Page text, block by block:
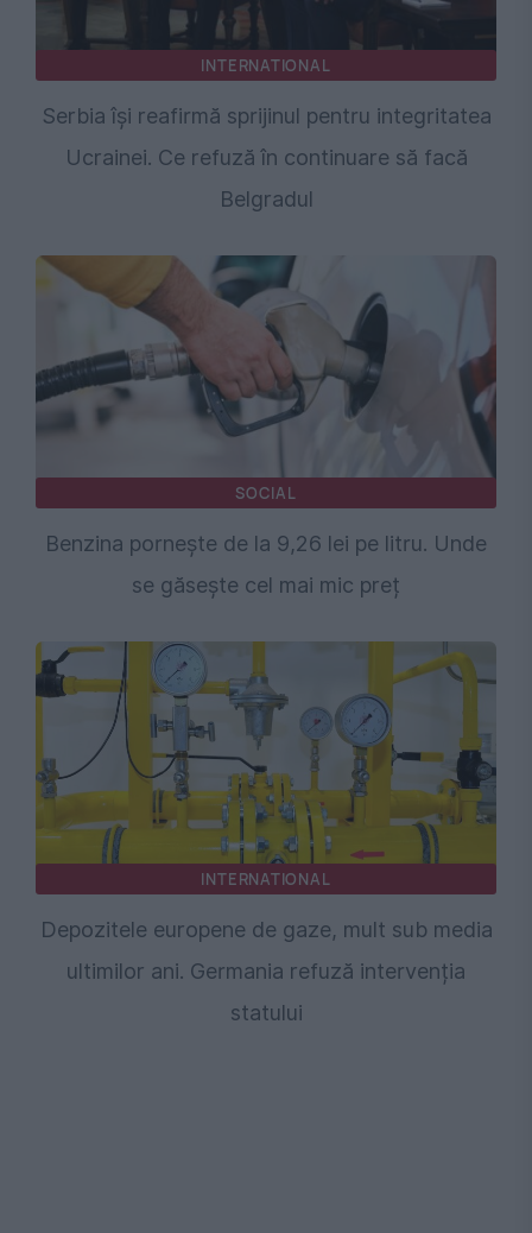
INTERNATIONAL
Serbia își reafirmă sprijinul pentru integritatea
Ucrainei. Ce refuză în continuare să facă
Belgradul
SOCIAL
Benzina pornește de la 9,26 lei pe litru. Unde
se găsește cel mai mic preț
INTERNATIONAL
Depozitele europene de gaze, mult sub media
ultimilor ani. Germania refuză intervenția
statului